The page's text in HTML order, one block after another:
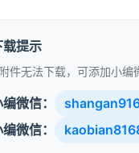
载提示
件无法下载，可添加小编
编微信：
微信：